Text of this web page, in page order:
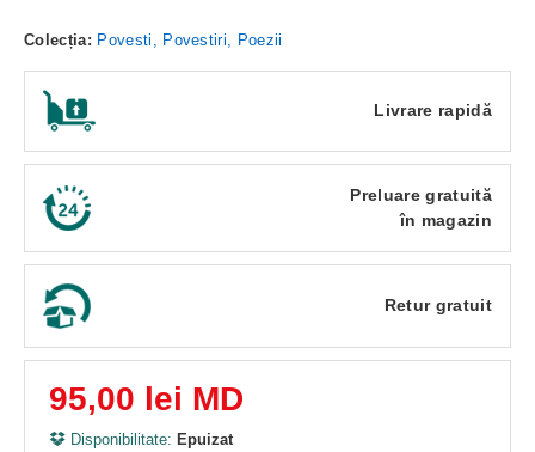
Colecția: Povesti, Povestiri, Poezii
Livrare rapidă
Preluare gratuită
în magazin
Retur gratuit
95,00 lei MD
Disponibilitate: Epuizat